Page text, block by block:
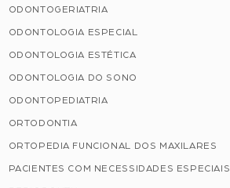
ODONTOGERIATRIA
ODONTOLOGIA ESPECIAL
ODONTOLOGIA ESTÉTICA
ODONTOLOGIA DO SONO
ODONTOPEDIATRIA
ORTODONTIA
ORTOPEDIA FUNCIONAL DOS MAXILARES
PACIENTES COM NECESSIDADES ESPECIAIS